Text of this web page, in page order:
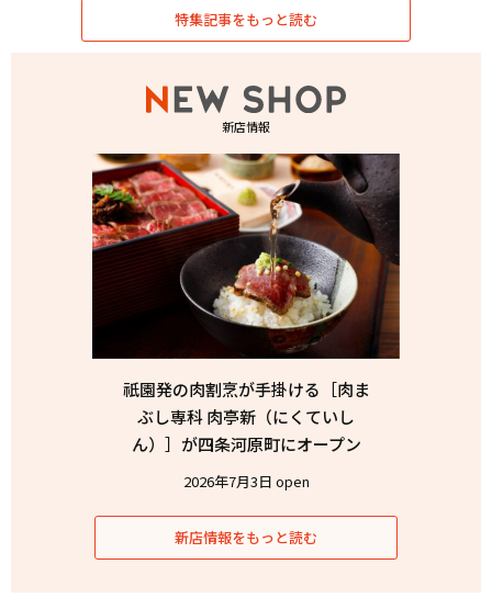
特集記事をもっと読む
新店情報
祇園発の肉割烹が手掛ける［肉ま
ぶし専科 肉亭新（にくていし
ん）］が四条河原町にオープン
2026年7月3日 open
新店情報をもっと読む